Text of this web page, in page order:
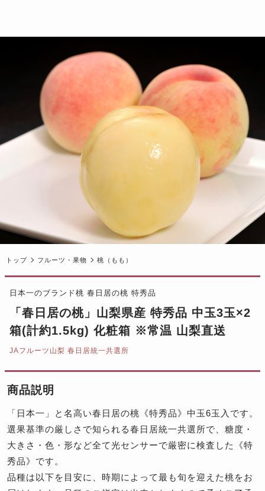
トップ フルーツ・果物 桃（もも）
日本一のブランド桃 春日居の桃 特秀品
「春日居の桃」山梨県産 特秀品 中玉3玉×2
箱(計約1.5kg) 化粧箱 ※常温 山梨直送
JAフルーツ山梨 春日居統一共選所
商品説明
「日本一」と名高い春日居の桃《特秀品》中玉6玉入です。
選果基準の厳しさで知られる春日居統一共選所で、糖度・
大きさ・色・形など全て光センサーで厳密に検査した《特
秀品》です。
品種は以下を目安に、時期によって最も旬を迎えた桃をお